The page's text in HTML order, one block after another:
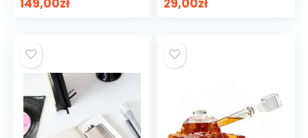
149,00zł 29,00zł